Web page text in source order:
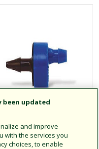
وحدات الري بالتنقيط
been updated
and improve
with the services you
choices, to enable